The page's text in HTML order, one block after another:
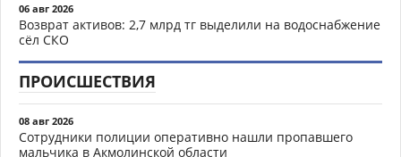
06 авг 2026
Возврат активов: 2,7 млрд тг выделили на водоснабжение
сёл СКО
ПРОИСШЕСТВИЯ
08 авг 2026
Сотрудники полиции оперативно нашли пропавшего
мальчика в Акмолинской области